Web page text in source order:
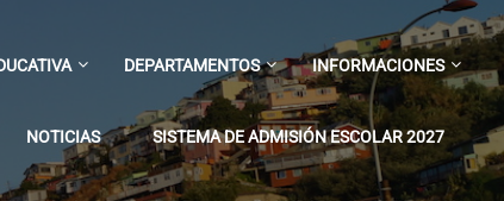
DEPARTAMENTOS INFORMACIONES
NOTICIAS SISTEMA DE ADMISIÓN ESCOLAR 2027